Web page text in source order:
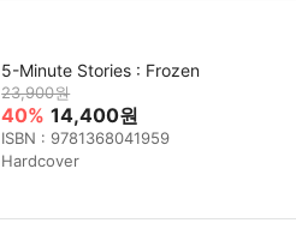
5-Minute Stories : Frozen
23,900원
40% 14,400원
ISBN : 9781368041959
Hardcover